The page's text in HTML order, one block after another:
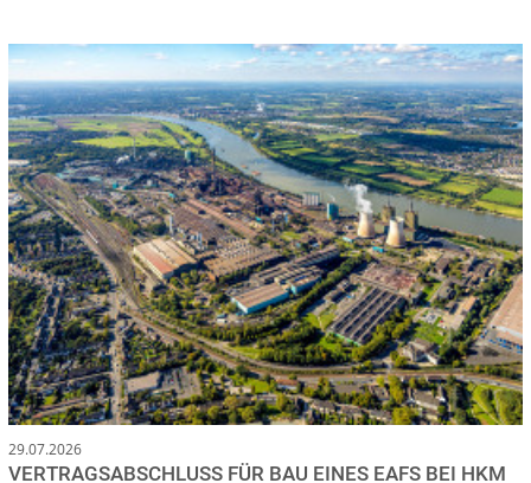
29.07.2026
VERTRAGSABSCHLUSS FÜR BAU EINES EAFS BEI HKM